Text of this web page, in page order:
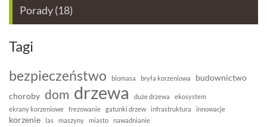
Porady(18)
Tagi
bezpieczeństwo biomasa bryła korzeniowa
budownictwo
choroby dom drzewa duże drzewa
ekosystem
ekrany korzeniowe
frezowanie gatunki drzew infrastruktura innowacje
korzenie las maszyny miasto nawadnianie